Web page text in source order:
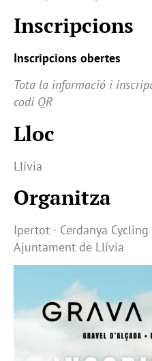
Inscripcions
Inscripcions obertes
Tota la informació i
codi QR
Lloc
Llívia
Organitza
Ipertot · Cerdanya Cycling
Ajuntament de Llívia